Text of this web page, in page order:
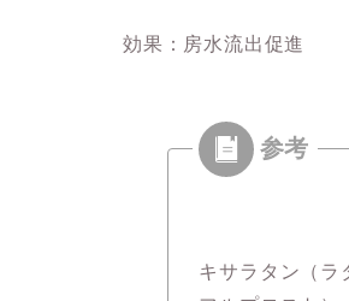
効果：房水流出促進
キサラタン（ラ